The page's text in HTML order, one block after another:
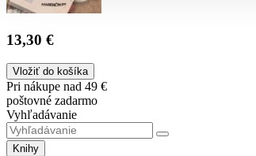
13,30 €
Vložiť do košíka
Pri nákupe nad 49 €
poštovné zadarmo
Vyhľadávanie
Knihy